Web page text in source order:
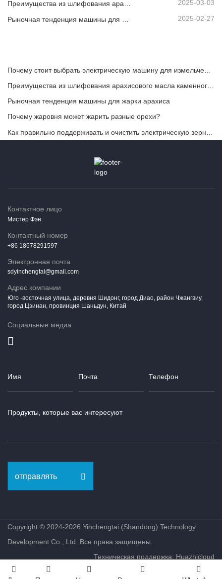
2025-03-03
Рыночная тенденция машины для жарки арахиса 2025-02-27
Рыночная тенденция машины для жарки арахиса
Почему жаровня может жарить разные орехи?
Контактное лицо
Мистер Фэн
Контактный номер
+86 18678291597
Электронная почта
sdyinchengtai@gmail.com
Адрес компании
Юго -восточная улица, деревня Шидонг, город Диао, район Чжангвиу,
город Цзинан, провинция Шаньдун, Китай
Социальные медиа
отправлять
Copyright © 2024-2026 Yinchengtai (Shandong) Technology
Development Co., Ltd. Все права защищены.
Техническая поддержка: Huazhicloud